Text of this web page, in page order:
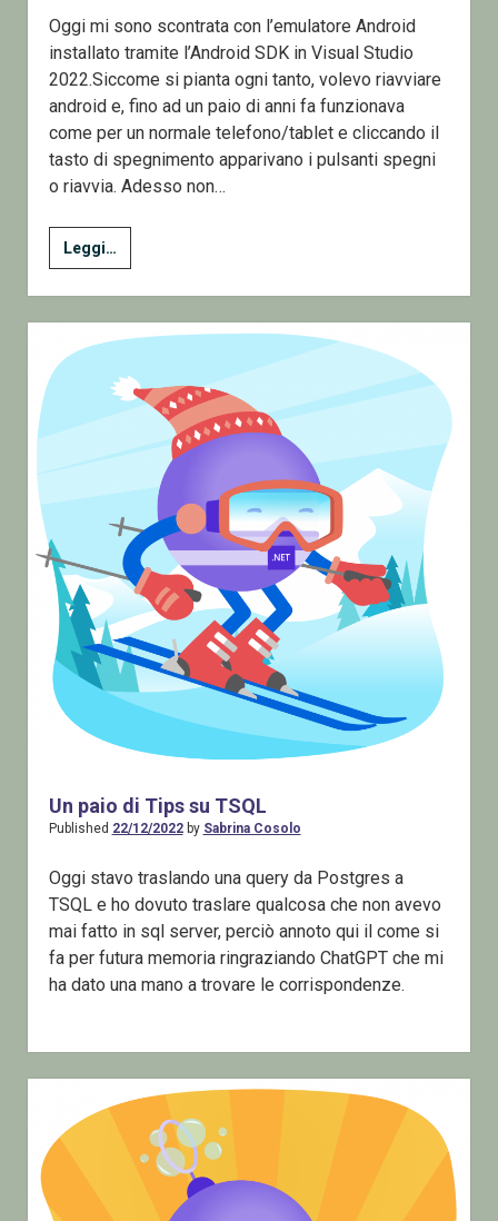
Oggi mi sono scontrata con l’emulatore Android
installato tramite l’Android SDK in Visual Studio
2022.Siccome si pianta ogni tanto, volevo riavviare
android e, fino ad un paio di anni fa funzionava
come per un normale telefono/tablet e cliccando il
tasto di spegnimento apparivano i pulsanti spegni
o riavvia. Adesso non…
Leggi…Un
AutoTip
sull’Android
Emulator
Visual
Studio
Un paio di Tips su TSQL
Published 22/12/2022by Sabrina Cosolo
Oggi stavo traslando una query da Postgres a
TSQL e ho dovuto traslare qualcosa che non avevo
mai fatto in sql server, perciò annoto qui il come si
fa per futura memoria ringraziando ChatGPT che mi
ha dato una mano a trovare le corrispondenze.